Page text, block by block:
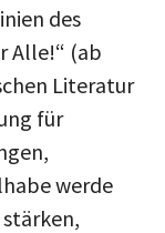
des
Alle!“ (ab
Literatur
für
werde
stärken,